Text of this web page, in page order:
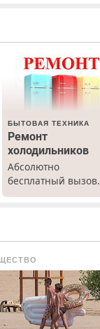
БЫТОВАЯ ТЕХНИКА
Ремонт
холодильников
Абсолютно
бесплатный вызов.
Ремонт
выходных.
Пенсионерам –
скидки до 40%.
Мастер со стажем.